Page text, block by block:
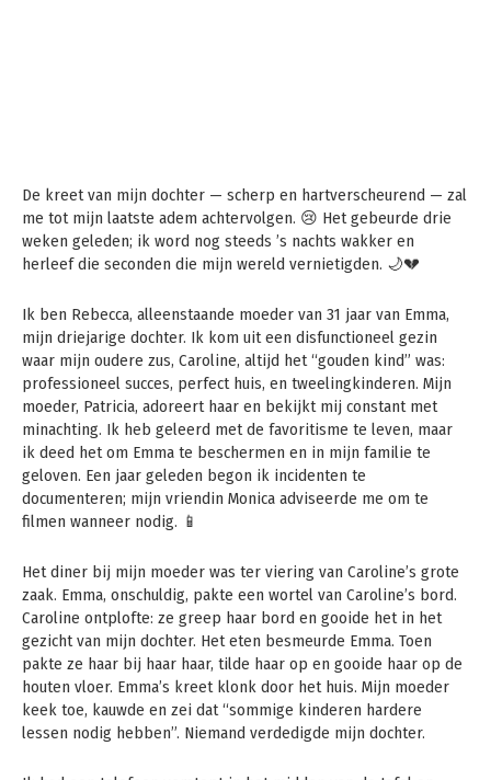
De kreet van mijn dochter — scherp en hartverscheurend — zal
me tot mijn laatste adem achtervolgen. 😢 Het gebeurde drie
weken geleden; ik word nog steeds ’s nachts wakker en
herleef die seconden die mijn wereld vernietigden. 🌙💔
Ik ben Rebecca, alleenstaande moeder van 31 jaar van Emma,
mijn driejarige dochter. Ik kom uit een disfunctioneel gezin
waar mijn oudere zus, Caroline, altijd het “gouden kind” was:
professioneel succes, perfect huis, en tweelingkinderen. Mijn
moeder, Patricia, adoreert haar en bekijkt mij constant met
minachting. Ik heb geleerd met de favoritisme te leven, maar
ik deed het om Emma te beschermen en in mijn familie te
geloven. Een jaar geleden begon ik incidenten te
documenteren; mijn vriendin Monica adviseerde me om te
filmen wanneer nodig. 📱
Het diner bij mijn moeder was ter viering van Caroline’s grote
zaak. Emma, onschuldig, pakte een wortel van Caroline’s bord.
Caroline ontplofte: ze greep haar bord en gooide het in het
gezicht van mijn dochter. Het eten besmeurde Emma. Toen
pakte ze haar bij haar haar, tilde haar op en gooide haar op de
houten vloer. Emma’s kreet klonk door het huis. Mijn moeder
keek toe, kauwde en zei dat “sommige kinderen hardere
lessen nodig hebben”. Niemand verdedigde mijn dochter.